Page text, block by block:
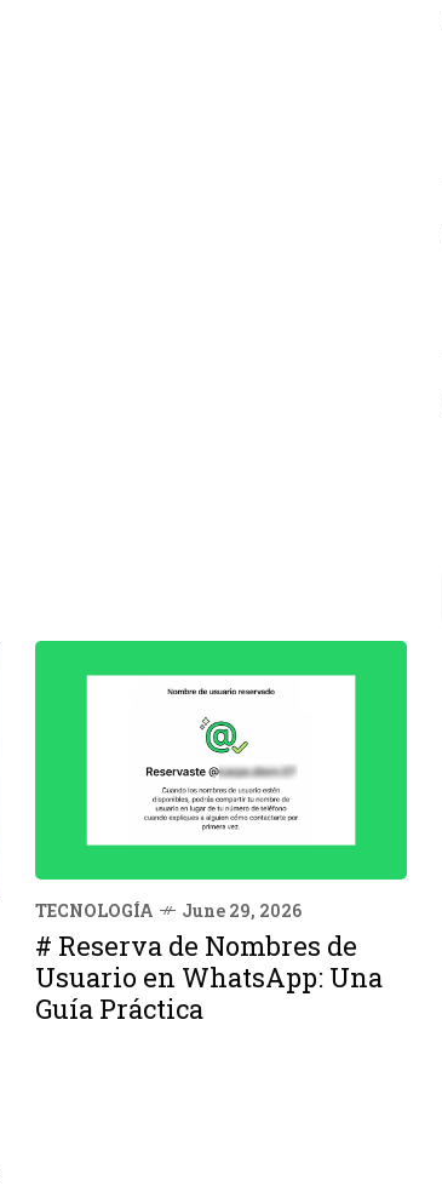
TECNOLOGÍA June 29, 2026
# Reserva de Nombres de
Usuario en WhatsApp: Una
Guía Práctica